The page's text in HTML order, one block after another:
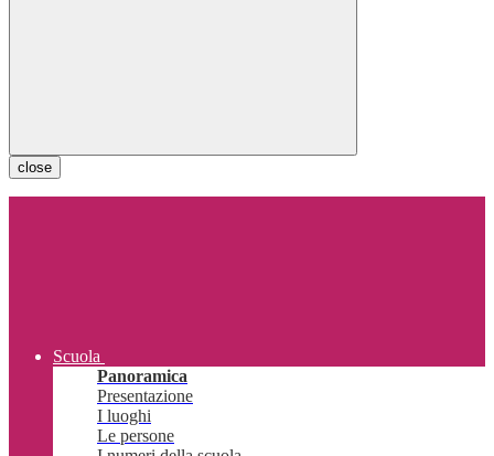
close
Scuola
Panoramica
Presentazione
I luoghi
Le persone